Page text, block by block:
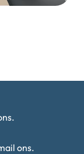
ons.